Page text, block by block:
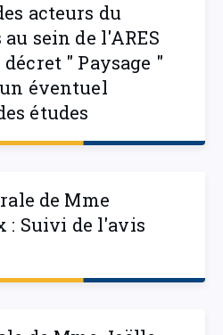
acteurs du
sein de l'ARES
" Paysage "
éventuel
études
de Mme
: Suivi de l'avis